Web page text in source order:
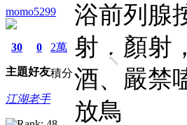
momo5299
30
主題
0
好友
2萬
積分
江湖老手
浴前列腺
射，顏射
酒、嚴禁
放鳥